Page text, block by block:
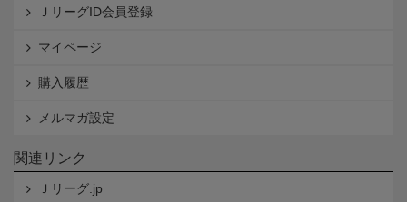
ＪリーグID会員登録
マイページ
購入履歴
メルマガ設定
関連リンク
Ｊリーグ.jp